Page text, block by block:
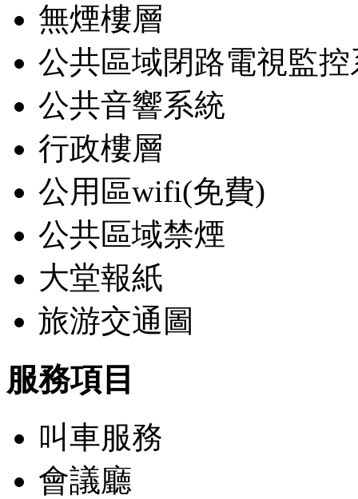
無煙樓層
公共區域閉路電視監控
公共音響系統
行政樓層
公用區wifi(免費)
公共區域禁煙
大堂報紙
旅游交通圖
服務項目
叫車服務
會議廳